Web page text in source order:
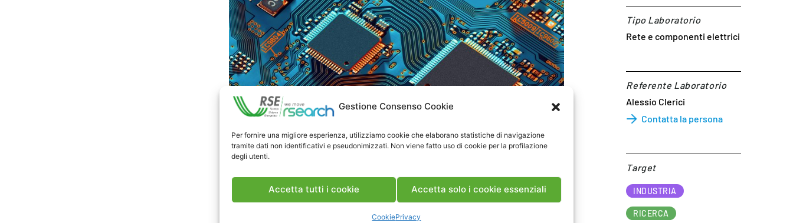
Gestione Consenso Cookie
Per fornire una migliore esperienza, utilizziamo cookie che elaborano statistiche di navigazione
tramite dati non identificativi e pseudonimizzati. Non viene fatto uso di cookie per la profilazione
degli utenti.
Accetta tutti i cookie Accetta solo i cookie essenziali
CookiePrivacy
Inoltre, il laboratorio sviluppa strategie avanzate per misurare la qualità
dell’energia elettrica (Power Quality) e può coinvolgere la comunicazione
per coordinare le funzionalità dei dispositivi in fase di test.
Tipo Laboratorio
Rete e componenti elettrici
Referente Laboratorio​
Alessio Clerici
Contatta la persona
Target​
INDUSTRIA
RICERCA